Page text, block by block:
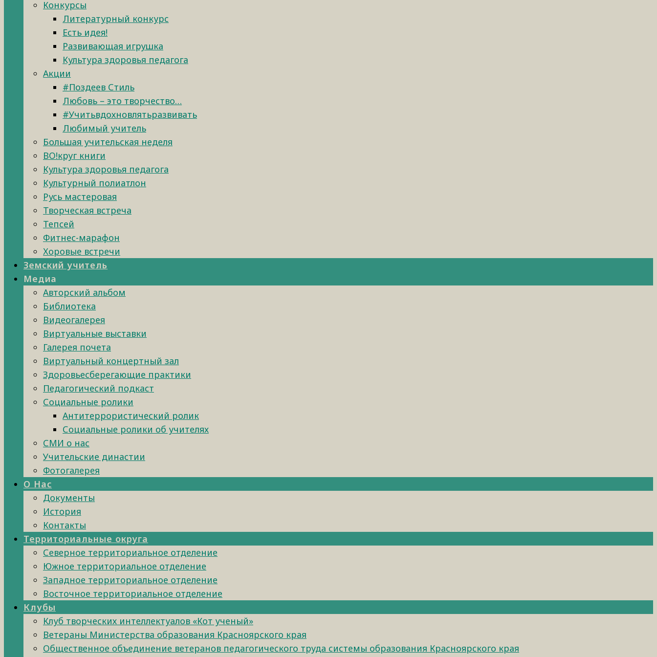
Конкурсы
Литературный конкурс
Есть идея!
Развивающая игрушка
Культура здоровья педагога
Акции
#Поздеев Стиль
Любовь – это творчество…
#Учитьвдохновлятьразвивать
Любимый учитель
Большая учительская неделя
ВО!круг книги
Культура здоровья педагога
Культурный полиатлон
Русь мастеровая
Творческая встреча
Тепсей
Фитнес-марафон
Хоровые встречи
Земский учитель
Медиа
Авторский альбом
Библиотека
Видеогалерея
Виртуальные выставки
Галерея почета
Виртуальный концертный зал
Здоровьесберегающие практики
Педагогический подкаст
Социальные ролики
Антитеррористический ролик
Социальные ролики об учителях
СМИ о нас
Учительские династии
Фотогалерея
О Нас
Документы
История
Контакты
Территориальные округа
Северное территориальное отделение
Южное территориальное отделение
Западное территориальное отделение
Восточное территориальное отделение
Клубы
Клуб творческих интеллектуалов «Кот ученый»
Ветераны Министерства образования Красноярского края
Общественное объединение ветеранов педагогического труда системы образования Красноярского края